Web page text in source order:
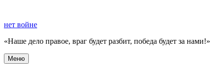
содержимому
нет войне
«Наше дело правое, враг будет разбит, победа будет за нами!»
нет войне
«Наше дело правое, враг будет разбит, победа будет за нами!»
Меню